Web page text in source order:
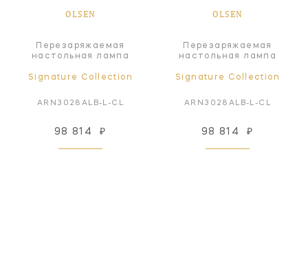
OLSEN
Перезаряжаемая
настольная лампа
Signature Collection
ARN3028ALB-L-CL
98 814 ₽
OLSEN
Перезаряжаемая
настольная лампа
Signature Collection
ARN3028ALB-L-CL
98 814 ₽